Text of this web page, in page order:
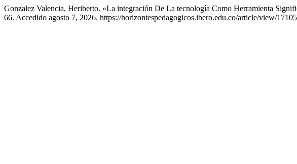
Gonzalez Valencia, Heriberto. «La integración De La tecnología Como Herramienta
66. Accedido agosto 7, 2026. https://horizontespedagogicos.ibero.edu.co/article/view/